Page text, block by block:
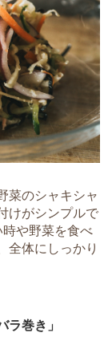
菜のシャキシャ
けがシンプルで
や野菜を食べ
全体にしっかり
巻き」